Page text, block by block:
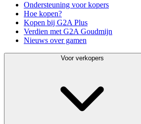
Ondersteuning voor kopers
Hoe kopen?
Kopen bij G2A Plus
Verdien met G2A Goudmijn
Nieuws over gamen
Voor verkopers